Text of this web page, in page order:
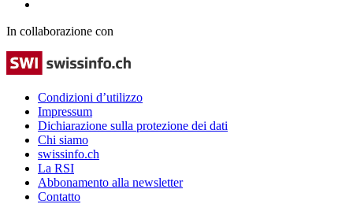
In collaborazione con
Condizioni d’utilizzo
Impressum
Dichiarazione sulla protezione dei dati
Chi siamo
swissinfo.ch
La RSI
Abbonamento alla newsletter
Contatto